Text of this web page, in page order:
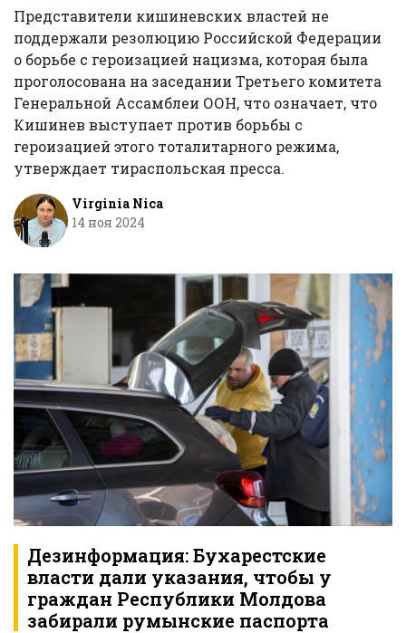
Представители кишиневских властей не
поддержали резолюцию Российской Федерации
о борьбе с героизацией нацизма, которая была
проголосована на заседании Третьего комитета
Генеральной Ассамблеи ООН, что означает, что
Кишинев выступает против борьбы с
героизацией этого тоталитарного режима,
утверждает тираспольская пресса.
Virginia Nica
14 ноя 2024
Дезинформация: Бухарестские
власти дали указания, чтобы у
граждан Республики Молдова
забирали румынские паспорта